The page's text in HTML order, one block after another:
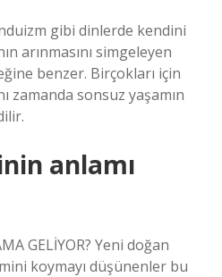
gibi dinlerde kendini
arınmasını simgeleyen
benzer. Birçokları için
zamanda sonsuz yaşamın
anlamı
GELİYOR? Yeni doğan
koymayı düşünenler bu